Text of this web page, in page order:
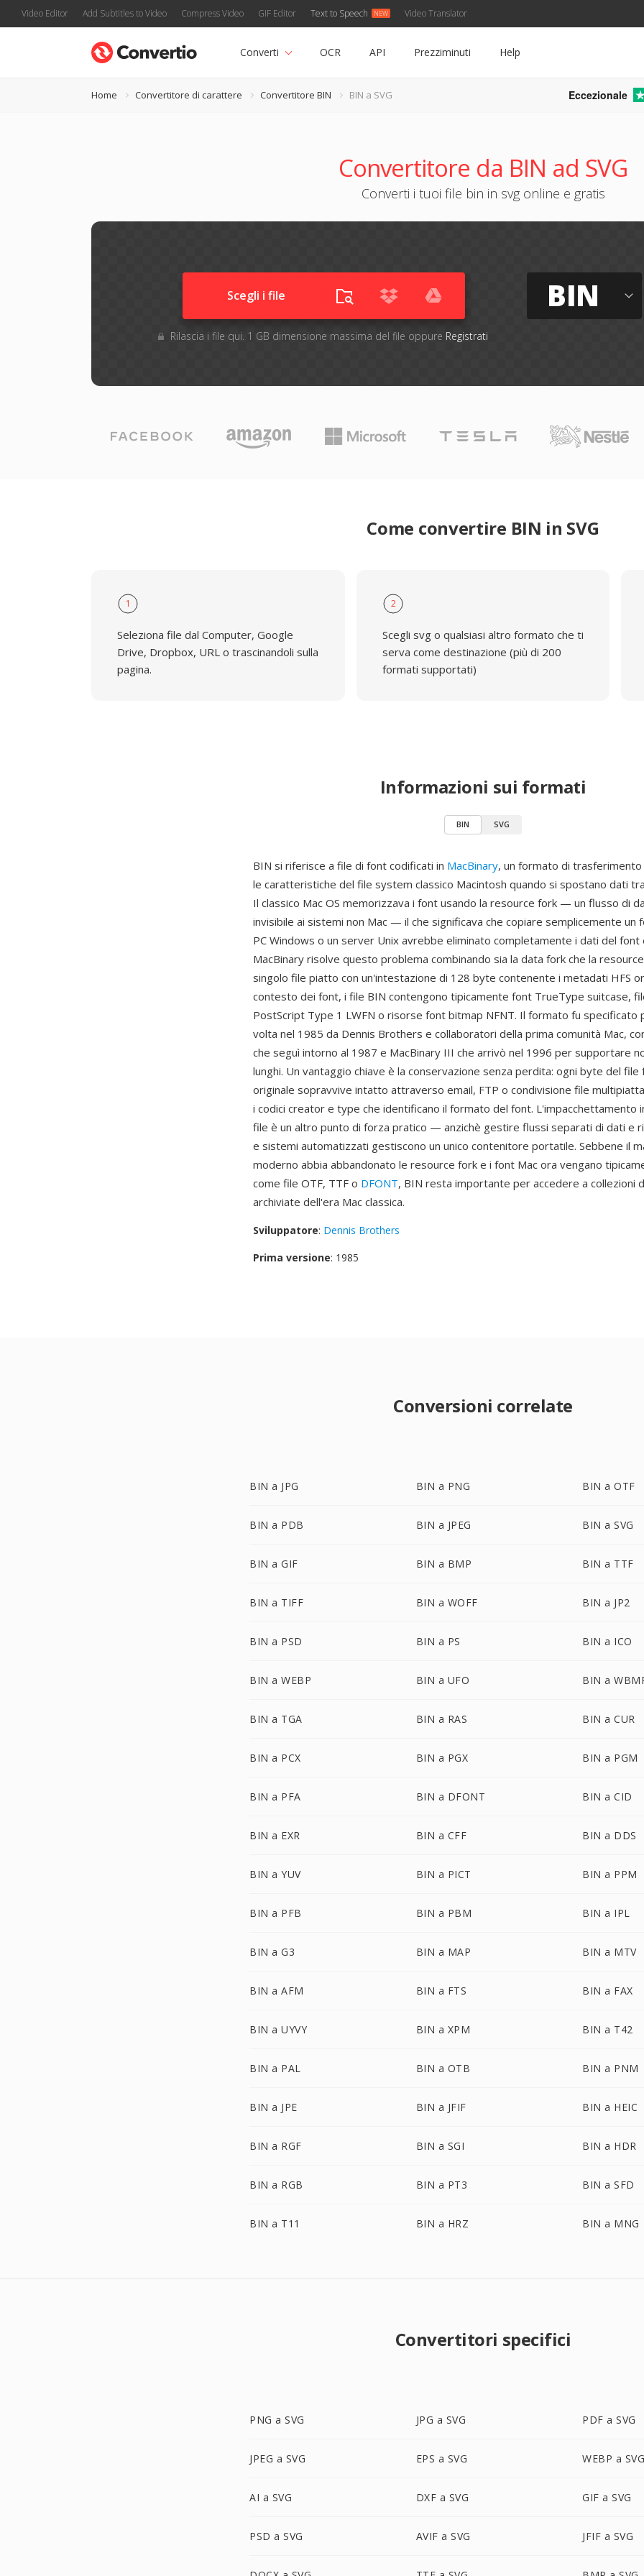
Video Editor Add Subtitles to Video Compress Video GIF Editor Text to Speech Video Translator
Converti OCR API Prezziminuti Help
Home Convertitore di carattere Convertitore BIN BIN a SVG Eccezionale
Convertitore da BIN ad SVG
Converti i tuoi file bin in svg online e gratis
Scegli i file
Rilascia i file qui. 1 GB dimensione massima del file oppure Registrati
BIN
Come convertire BIN in SVG
1
Seleziona file dal Computer, Google
Drive, Dropbox, URL o trascinandoli sulla
pagina.
2
Scegli svg o qualsiasi altro formato che ti
serva come destinazione (più di 200
formati supportati)
Informazioni sui formati
BIN SVG
BIN si riferisce a file di font codificati in MacBinary, un formato di
le caratteristiche del file system classico Macintosh quando si spostano dati
Il classico Mac OS memorizzava i font usando la resource fork — un flusso di
invisibile ai sistemi non Mac — il che significava che copiare semplicemente un
PC Windows o un server Unix avrebbe eliminato completamente i dati del
MacBinary risolve questo problema combinando sia la data fork che la
singolo file piatto con un'intestazione di 128 byte contenente i metadati HFS
contesto dei font, i file BIN contengono tipicamente font TrueType suitcase,
PostScript Type 1 LWFN o risorse font bitmap NFNT. Il formato fu specificato
volta nel 1985 da Dennis Brothers e collaboratori della prima comunità Mac,
che seguì intorno al 1987 e MacBinary III che arrivò nel 1996 per supportare
lunghi. Un vantaggio chiave è la conservazione senza perdita: ogni byte del file
originale sopravvive intatto attraverso email, FTP o condivisione file
i codici creator e type che identificano il formato del font. L'impacchettamento
file è un altro punto di forza pratico — anzichè gestire flussi separati di dati e
e sistemi automatizzati gestiscono un unico contenitore portatile. Sebbene il
moderno abbia abbandonato le resource fork e i font Mac ora vengano
come file OTF, TTF o DFONT, BIN resta importante per accedere a collezioni
archiviate dell'era Mac classica.
Sviluppatore: Dennis Brothers
Prima versione: 1985
Conversioni correlate
BIN a JPG BIN a PNG BIN a OTF
BIN a PDB BIN a JPEG BIN a SVG
BIN a GIF BIN a BMP BIN a TTF
BIN a TIFF BIN a WOFF BIN a JP2
BIN a PSD BIN a PS BIN a ICO
BIN a WEBP BIN a UFO BIN a
BIN a TGA BIN a RAS BIN a CUR
BIN a PCX BIN a PGX BIN a PGM
BIN a PFA BIN a DFONT BIN a CID
BIN a EXR BIN a CFF BIN a DDS
BIN a YUV BIN a PICT BIN a PPM
BIN a PFB BIN a PBM BIN a IPL
BIN a G3 BIN a MAP BIN a MTV
BIN a AFM BIN a FTS BIN a FAX
BIN a UYVY BIN a XPM BIN a T42
BIN a PAL BIN a OTB BIN a PNM
BIN a JPE BIN a JFIF BIN a HEIC
BIN a RGF BIN a SGI BIN a HDR
BIN a RGB BIN a PT3 BIN a SFD
BIN a T11 BIN a HRZ BIN a MNG
Convertitori specifici
PNG a SVG JPG a SVG PDF a SVG
JPEG a SVG EPS a SVG WEBP a
AI a SVG DXF a SVG GIF a SVG
PSD a SVG AVIF a SVG JFIF a SVG